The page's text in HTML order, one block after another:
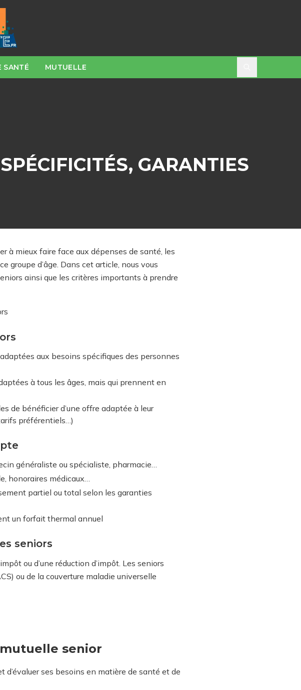
SANTÉ MUTUELLE
GARANTIES
à mieux faire face aux dépenses de santé, les
groupe d’âge. Dans cet article, nous vous
ainsi que les critères importants à prendre
aux besoins spécifiques des personnes
à tous les âges, mais qui prennent en
de bénéficier d’une offre adaptée à leur
préférentiels…)
généraliste ou spécialiste, pharmacie…
honoraires médicaux…
partiel ou total selon les garanties
un forfait thermal annuel
seniors
ou d’une réduction d’impôt. Les seniors
ou de la couverture maladie universelle
senior
ses besoins en matière de santé et de